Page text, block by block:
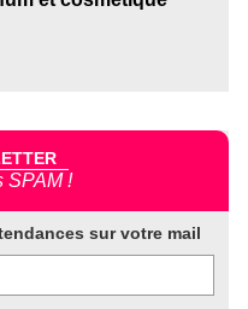
SPAM !
sur votre mail